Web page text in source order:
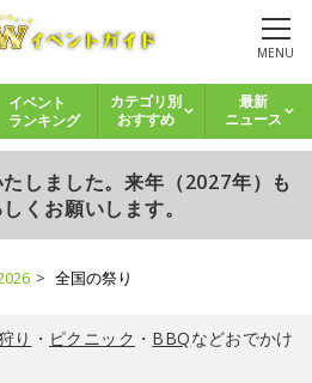
MENU
イベント
ランキング
カテゴリ別
おすすめ
最新
ニュース
しました。来年（2027年）も
くお願いします。
全国の祭り
り ・ ピクニック ・ BBQなどおでかけ